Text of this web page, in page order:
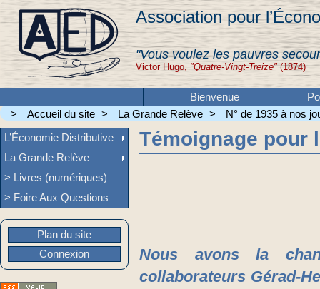
Association pour
"Vous voulez les pauvres
Victor Hugo, "Quatre-Vingt-Treize"(1874)
Bienvenue
>
Accueil du site > La Grande Relève > N° de 1935 à nos
Témoignage pour
Nous avons la
collaborateurs Gérad-
L’Économie Distributive
La Grande Relève
> Livres (numériques)
> Foire Aux Questions
Plan du site
Connexion